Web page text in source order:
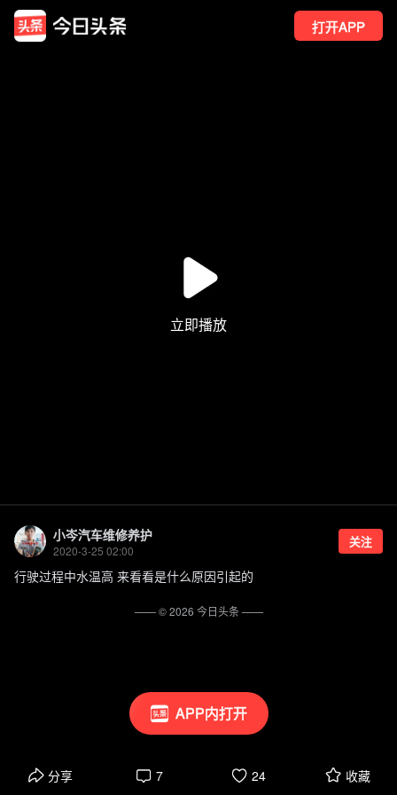
打开APP
APP内打开
小岑汽车维修养护
2020-3-25 02:00
关注
行驶过程中水温高 来看看是什么原因引起的
分享 7 24 收藏
—— ©2026 今日头条——